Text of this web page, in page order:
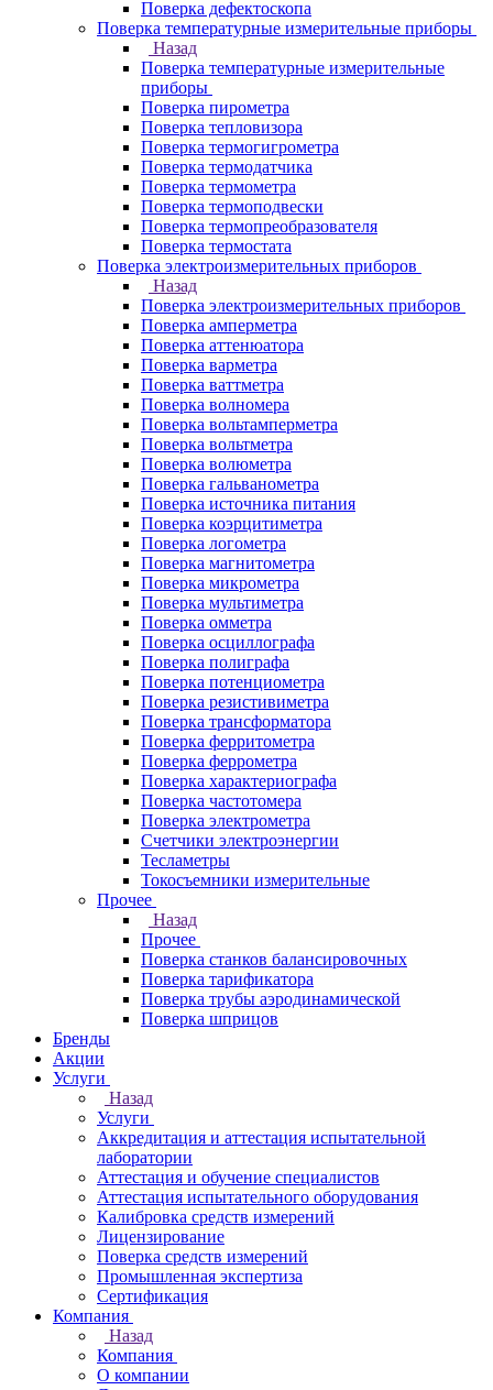
Поверка дефектоскопа
Поверка температурные измерительные приборы
Назад
Поверка температурные измерительные
приборы
Поверка пирометра
Поверка тепловизора
Поверка термогигрометра
Поверка термодатчика
Поверка термометра
Поверка термоподвески
Поверка термопреобразователя
Поверка термостата
Поверка электроизмерительных приборов
Назад
Поверка электроизмерительных приборов
Поверка амперметра
Поверка аттенюатора
Поверка варметра
Поверка ваттметра
Поверка волномера
Поверка вольтамперметра
Поверка вольтметра
Поверка волюметра
Поверка гальванометра
Поверка источника питания
Поверка коэрцитиметра
Поверка логометра
Поверка магнитометра
Поверка микрометра
Поверка мультиметра
Поверка омметра
Поверка осциллографа
Поверка полиграфа
Поверка потенциометра
Поверка резистивиметра
Поверка трансформатора
Поверка ферритометра
Поверка феррометра
Поверка характериографа
Поверка частотомера
Поверка электрометра
Счетчики электроэнергии
Тесламетры
Токосъемники измерительные
Прочее
Назад
Прочее
Поверка станков балансировочных
Поверка тарификатора
Поверка трубы аэродинамической
Поверка шприцов
Бренды
Акции
Услуги
Назад
Услуги
Аккредитация и аттестация испытательной
лаборатории
Аттестация и обучение специалистов
Аттестация испытательного оборудования
Калибровка средств измерений
Лицензирование
Поверка средств измерений
Промышленная экспертиза
Сертификация
Компания
Назад
Компания
О компании